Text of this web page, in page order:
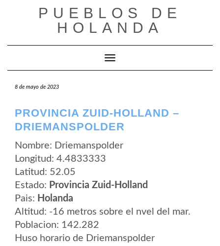
PUEBLOS DE
HOLANDA
Cambiar modo de navegación
8 de mayo de 2023
PROVINCIA ZUID-HOLLAND –
DRIEMANSPOLDER
Nombre: Driemanspolder
Longitud: 4.4833333
Latitud: 52.05
Estado: Provincia Zuid-Holland
Pais: Holanda
Altitud: -16 metros sobre el nvel del mar.
Poblacion: 142.282
Huso horario de Driemanspolder